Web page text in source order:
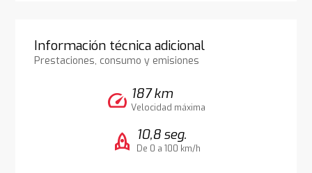
Información técnica adicional
Prestaciones, consumo y emisiones
speed 187 km
Velocidad máxima
rocket 10,8 seg.
De 0 a 100 km/h